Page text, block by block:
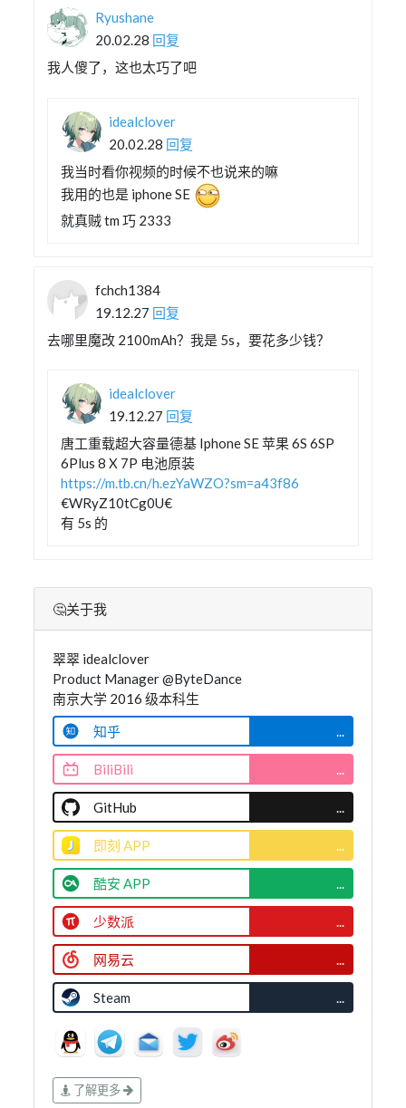
Ryushane
20.02.28 回复
我人傻了，这也太巧了吧
idealclover
20.02.28 回复
我当时看你视频的时候不也说来的嘛
我用的也是 iphone SE
就真贼 tm 巧 2333
fchch1384
19.12.27 回复
去哪里魔改 2100mAh？我是 5s，要花多少钱？
idealclover
19.12.27 回复
唐工重载超大容量德基 Iphone SE 苹果 6S 6SP
6Plus 8 X 7P 电池原装
https://m.tb.cn/h.ezYaWZO?sm=a43f86
€WRyZ10tCg0U€
有 5s 的
🤔关于我
翠翠 idealclover
Product Manager @ByteDance
南京大学 2016 级本科生
知乎
...
BiliBili ...
GitHub ...
即刻 APP ...
酷安 APP ...
少数派 ...
网易云 ...
Steam ...
了解更多